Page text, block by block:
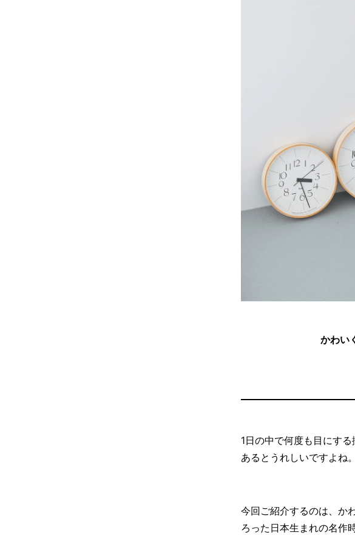
かわい
1日の中で何度も目にす
あるとうれしいですよね。
今回ご紹介するのは、か
ろった日本生まれの名作